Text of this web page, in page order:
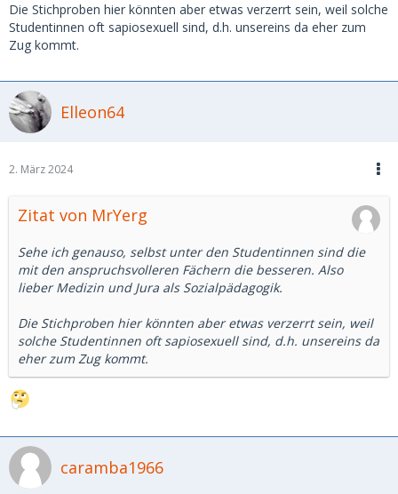
Die Stichproben hier könnten aber etwas verzerrt sein, weil solche
Studentinnen oft sapiosexuell sind, d.h. unsereins da eher zum
Zug kommt.
Elleon64
2. März 2024
Zitat von MrYerg
Sehe ich genauso, selbst unter den Studentinnen sind die
mit den anspruchsvolleren Fächern die besseren. Also
lieber Medizin und Jura als Sozialpädagogik.
Die Stichproben hier könnten aber etwas verzerrt sein, weil
solche Studentinnen oft sapiosexuell sind, d.h. unsereins da
eher zum Zug kommt.
caramba1966